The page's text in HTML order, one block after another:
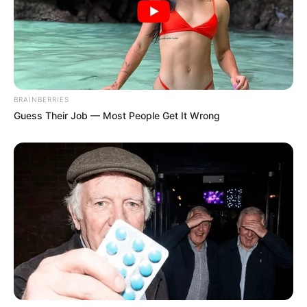
d’autres).
Egalement à votre disposition et dans le but de vous
faciliter l’analyse de ce quinté, vous pourrez découvrirles
dernières statistiques des pronostiqueurs sur les courses
d’Obstacles
POWERBALL N° CHANCE
BRAINBERRIES
Guess Their Job — Most People Get It Wrong